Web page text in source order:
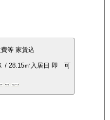
等 家賃込
/ 28.15㎡ 入居日 即 可
有 角部屋 保証人不要